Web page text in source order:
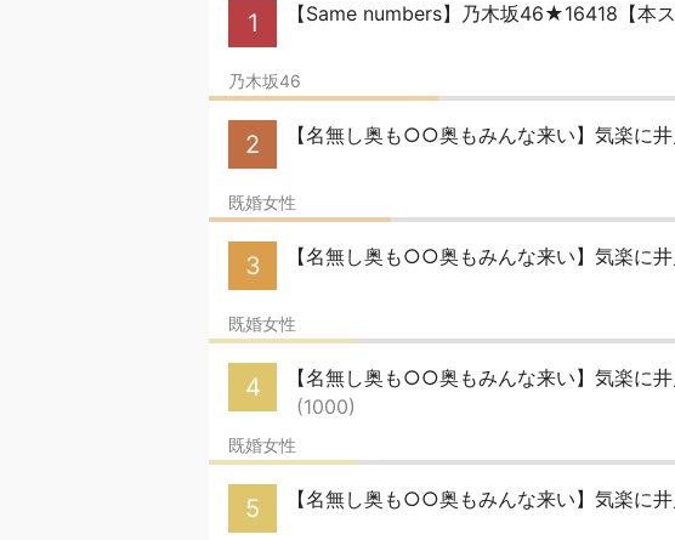
1 【Same numbers】乃木坂46★16418【本ス
乃木坂46
2 【名無し奥も○○奥もみんな来い】気楽に
既婚女性
3 【名無し奥も○○奥もみんな来い】気楽に
既婚女性
4
【名無し奥も○○奥もみんな来い】気楽
(1000)
既婚女性
5 【名無し奥も○○奥もみんな来い】気楽に